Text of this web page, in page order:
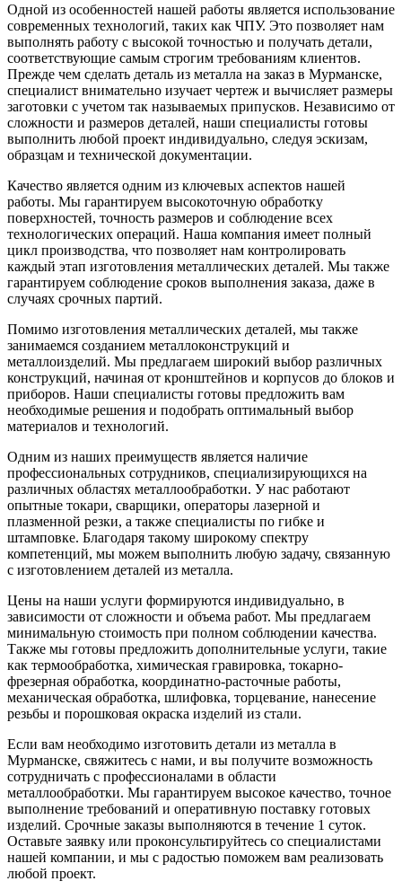
Одной из особенностей нашей работы является использование
современных технологий, таких как ЧПУ. Это позволяет нам
выполнять работу с высокой точностью и получать детали,
соответствующие самым строгим требованиям клиентов.
Прежде чем сделать деталь из металла на заказ в Мурманске,
специалист внимательно изучает чертеж и вычисляет размеры
заготовки с учетом так называемых припусков. Независимо от
сложности и размеров деталей, наши специалисты готовы
выполнить любой проект индивидуально, следуя эскизам,
образцам и технической документации.
Качество является одним из ключевых аспектов нашей
работы. Мы гарантируем высокоточную обработку
поверхностей, точность размеров и соблюдение всех
технологических операций. Наша компания имеет полный
цикл производства, что позволяет нам контролировать
каждый этап изготовления металлических деталей. Мы также
гарантируем соблюдение сроков выполнения заказа, даже в
случаях срочных партий.
Помимо изготовления металлических деталей, мы также
занимаемся созданием металлоконструкций и
металлоизделий. Мы предлагаем широкий выбор различных
конструкций, начиная от кронштейнов и корпусов до блоков и
приборов. Наши специалисты готовы предложить вам
необходимые решения и подобрать оптимальный выбор
материалов и технологий.
Одним из наших преимуществ является наличие
профессиональных сотрудников, специализирующихся на
различных областях металлообработки. У нас работают
опытные токари, сварщики, операторы лазерной и
плазменной резки, а также специалисты по гибке и
штамповке. Благодаря такому широкому спектру
компетенций, мы можем выполнить любую задачу, связанную
с изготовлением деталей из металла.
Цены на наши услуги формируются индивидуально, в
зависимости от сложности и объема работ. Мы предлагаем
минимальную стоимость при полном соблюдении качества.
Также мы готовы предложить дополнительные услуги, такие
как термообработка, химическая гравировка, токарно-
фрезерная обработка, координатно-расточные работы,
механическая обработка, шлифовка, торцевание, нанесение
резьбы и порошковая окраска изделий из стали.
Если вам необходимо изготовить детали из металла в
Мурманске, свяжитесь с нами, и вы получите возможность
сотрудничать с профессионалами в области
металлообработки. Мы гарантируем высокое качество, точное
выполнение требований и оперативную поставку готовых
изделий. Срочные заказы выполняются в течение 1 суток.
Оставьте заявку или проконсультируйтесь со специалистами
нашей компании, и мы с радостью поможем вам реализовать
любой проект.